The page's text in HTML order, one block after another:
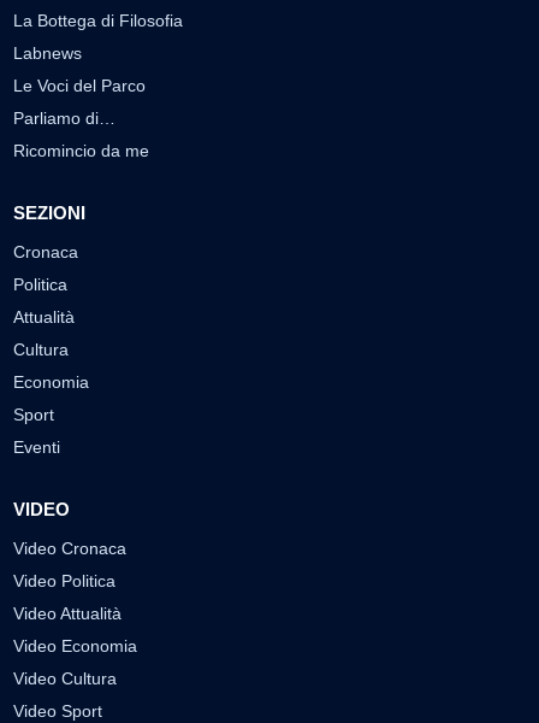
La Bottega di Filosofia
Labnews
Le Voci del Parco
Parliamo di…
Ricomincio da me
SEZIONI
Cronaca
Politica
Attualità
Cultura
Economia
Sport
Eventi
VIDEO
Video Cronaca
Video Politica
Video Attualità
Video Economia
Video Cultura
Video Sport